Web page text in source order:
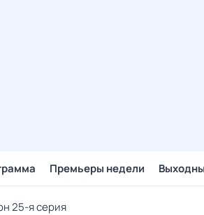
Премьеры недели
25-я серия